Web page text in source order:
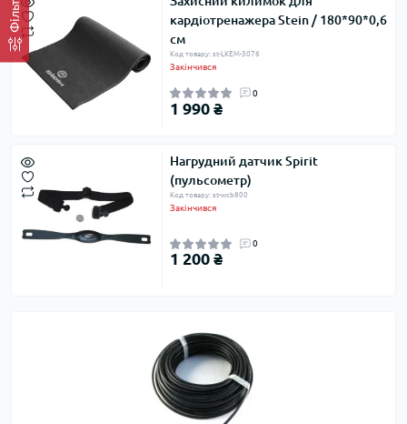
Фільтр
кардіотренажера Stein / 180*90*0,6
см
Код товару: st-LKEM-3076
Закінчився
0
1 990 ₴
Нагрудний датчик Spirit
(пульсометр)
Код товару: st-wcb800
Закінчився
0
1 200 ₴